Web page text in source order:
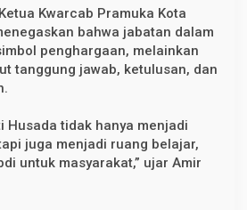
Kwarcab Pramuka Kota
bahwa jabatan dalam
penghargaan, melainkan
tanggung jawab, ketulusan, dan
Husada tidak hanya menjadi
juga menjadi ruang belajar,
untuk masyarakat,” ujar Amir